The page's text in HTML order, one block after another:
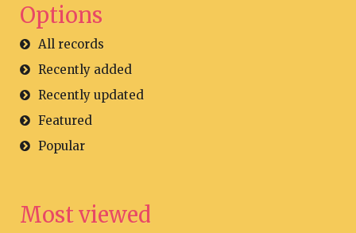
Options
All records
Recently added
Recently updated
Featured
Popular
Most viewed